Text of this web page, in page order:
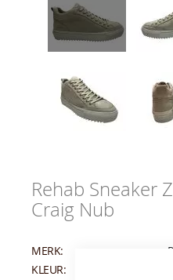
Rehab Sneaker
Craig Nub
MERK:
KLEUR: